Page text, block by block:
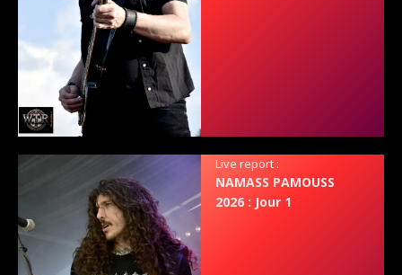
Live report :
NAMASS PAMOUSS
2026 : Jour 1